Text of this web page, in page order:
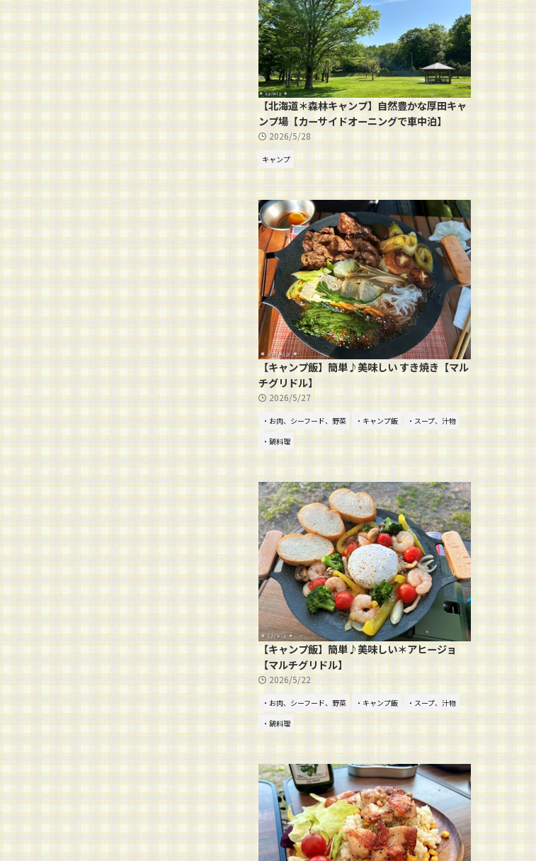
【北海道＊森林キャンプ】自然豊かな厚田キャ
ンプ場【カーサイドオーニングで車中泊】
2026/5/28
キャンプ
【キャンプ飯】簡単♪美味しい すき焼き【マル
チグリドル】
2026/5/27
・お肉、シーフード、野菜 ・キャンプ飯
・スープ、汁物
・鍋料理
【キャンプ飯】簡単♪美味しい＊アヒージョ
【マルチグリドル】
2026/5/22
・お肉、シーフード、野菜 ・キャンプ飯
・スープ、汁物
・鍋料理